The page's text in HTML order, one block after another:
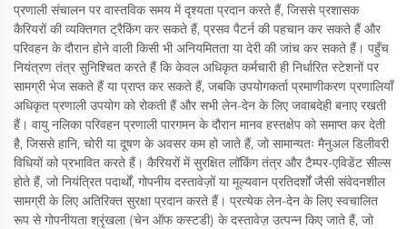
प्रणाली संचालन पर वास्तविक समय में दृश्यता प्रदान करते हैं, जिससे प्रशासक
कैरियरों की व्यक्तिगत ट्रैकिंग कर सकते हैं, प्रसव पैटर्न की पहचान कर सकते हैं और
परिवहन के दौरान होने वाली किसी भी अनियमितता या देरी की जांच कर सकते हैं। पहुँच
नियंत्रण तंत्र सुनिश्चित करते हैं कि केवल अधिकृत कर्मचारी ही निर्धारित स्टेशनों पर
सामग्री भेज सकते हैं या प्राप्त कर सकते हैं, जबकि उपयोगकर्ता प्रमाणीकरण प्रणालियाँ
अधिकृत प्रणाली उपयोग को रोकती हैं और सभी लेन-देन के लिए जवाबदेही बनाए रखती
हैं। वायु नलिका परिवहन प्रणाली पारगमन के दौरान मानव हस्तक्षेप को समाप्त कर देती
है, जिससे हानि, चोरी या दूषण के अवसर कम हो जाते हैं, जो सामान्यतः मैनुअल डिलीवरी
विधियों को प्रभावित करते हैं। कैरियरों में सुरक्षित लॉकिंग तंत्र और टैम्पर-एविडेंट सील्स
होते हैं, जो नियंत्रित पदार्थों, गोपनीय दस्तावेज़ों या मूल्यवान प्रतिदर्शों जैसी संवेदनशील
सामग्री के लिए अतिरिक्त सुरक्षा प्रदान करते हैं। प्रत्येक लेन-देन के लिए स्वचालित
रूप से गोपनीयता श्रृंखला (चेन ऑफ कस्टडी) के दस्तावेज़ उत्पन्न किए जाते हैं, जो